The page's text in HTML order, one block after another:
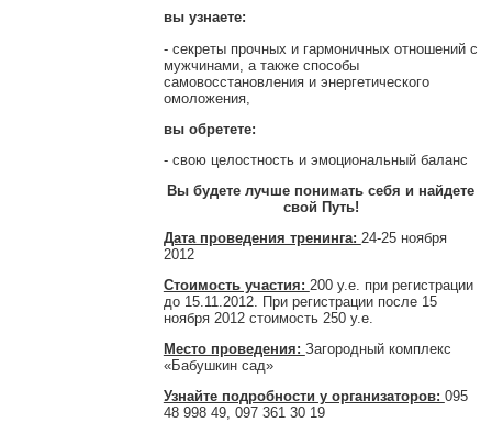
вы узнаете:
- секреты прочных и гармоничных отношений с
мужчинами, а также способы
самовосстановления и энергетического
омоложения,
вы обретете:
- свою целостность и эмоциональный баланс
Вы будете лучше понимать себя и найдете
свой Путь!
Дата проведения тренинга: 24-25 ноября
2012
Стоимость участия: 200 у.е. при регистрации
до 15.11.2012. При регистрации после 15
ноября 2012 стоимость 250 у.е.
Место проведения: Загородный комплекс
«Бабушкин сад»
Узнайте подробности у организаторов: 095
48 998 49, 097 361 30 19